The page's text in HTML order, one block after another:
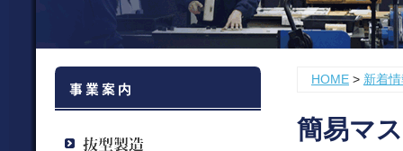
HOME > 新着
簡易マ